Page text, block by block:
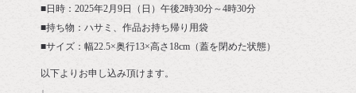
■日時：2025年2月9日（日）午後2時30分～4時30分
■持ち物：ハサミ、作品お持ち帰り用袋
■サイズ：幅22.5×奥行13×高さ18cm（蓋を閉めた状態）
以下よりお申し込み頂けます。